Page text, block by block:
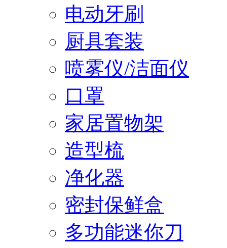
电动牙刷
厨具套装
喷雾仪/洁面仪
口罩
家居置物架
造型梳
净化器
密封保鲜盒
多功能迷你刀